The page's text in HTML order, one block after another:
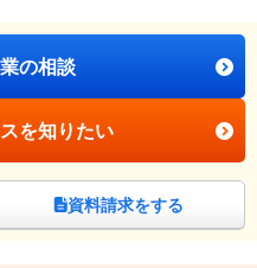
の相談
を知りたい
資料請求をする